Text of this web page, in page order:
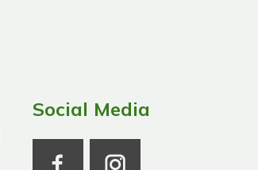
Social Media